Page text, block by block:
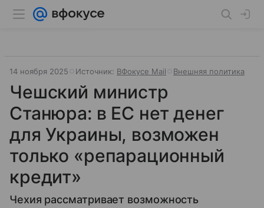
14 ноября 2025 Источник: ВФокусе Mail Внешняя политика
Чешский министр
Станюра: в ЕС нет денег
для Украины, возможен
только «репарационный
кредит»
Чехия рассматривает возможность